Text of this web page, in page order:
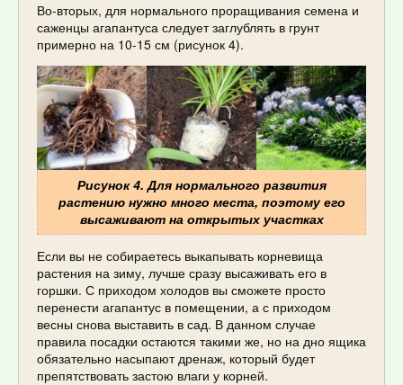
Во-вторых, для нормального проращивания семена и
саженцы агапантуса следует заглублять в грунт
примерно на 10-15 см (рисунок 4).
Рисунок 4. Для нормального развития
растению нужно много места, поэтому его
высаживают на открытых участках
Если вы не собираетесь выкапывать корневища
растения на зиму, лучше сразу высаживать его в
горшки. С приходом холодов вы сможете просто
перенести агапантус в помещении, а с приходом
весны снова выставить в сад. В данном случае
правила посадки остаются такими же, но на дно ящика
обязательно насыпают дренаж, который будет
препятствовать застою влаги у корней.